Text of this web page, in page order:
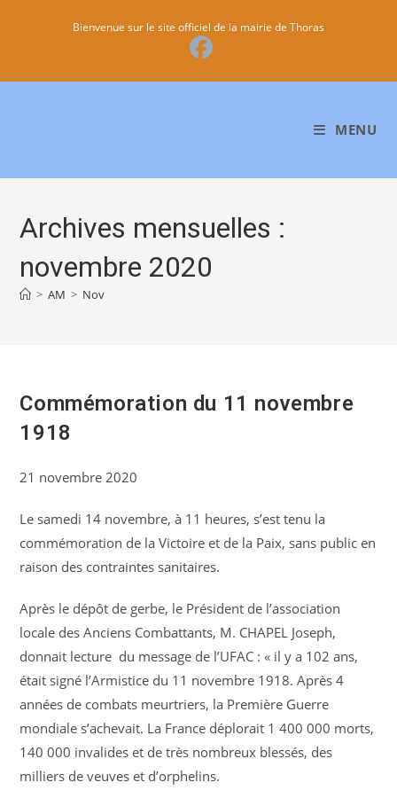
Bienvenue sur le site officiel de la mairie de Thoras
MENU
Archives mensuelles :
novembre 2020
> AM > Nov
Commémoration du 11 novembre
1918
21 novembre 2020
Le samedi 14 novembre, à 11 heures, s’est tenu la
commémoration de la Victoire et de la Paix, sans public en
raison des contraintes sanitaires.
Après le dépôt de gerbe, le Président de l’association
locale des Anciens Combattants, M. CHAPEL Joseph,
donnait lecture du message de l’UFAC : « il y a 102 ans,
était signé l’Armistice du 11 novembre 1918. Après 4
années de combats meurtriers, la Première Guerre
mondiale s’achevait. La France déplorait 1 400 000 morts,
140 000 invalides et de très nombreux blessés, des
milliers de veuves et d’orphelins.